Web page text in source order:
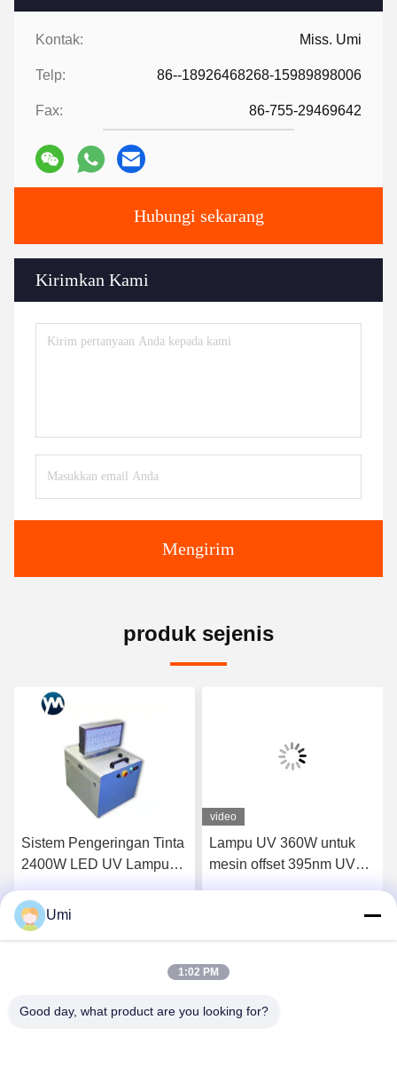
Kontak: Miss. Umi
Telp: 86--18926468268-15989898006
Fax: 86-755-29469642
Hubungi sekarang
Kirimkan Kami
Mengirim
produk sejenis
Sistem Pengeringan Tinta
2400W LED UV Lampu
video
Lampu UV 360W untuk
mesin offset 395nm UV
Umi
1:02 PM
Good day, what product are you looking for?